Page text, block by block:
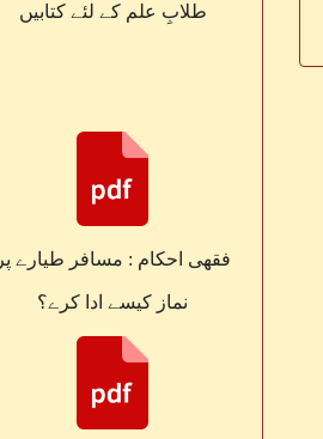
طلابِ علم کے لئے کتابیں
فقهی احکام : مسافر طیارے پر
نماز کیسے ادا کرے؟